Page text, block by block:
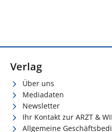
Verlag
Über uns
Mediadaten
Newsletter
Ihr Kontakt zur ARZT &
Allgemeine